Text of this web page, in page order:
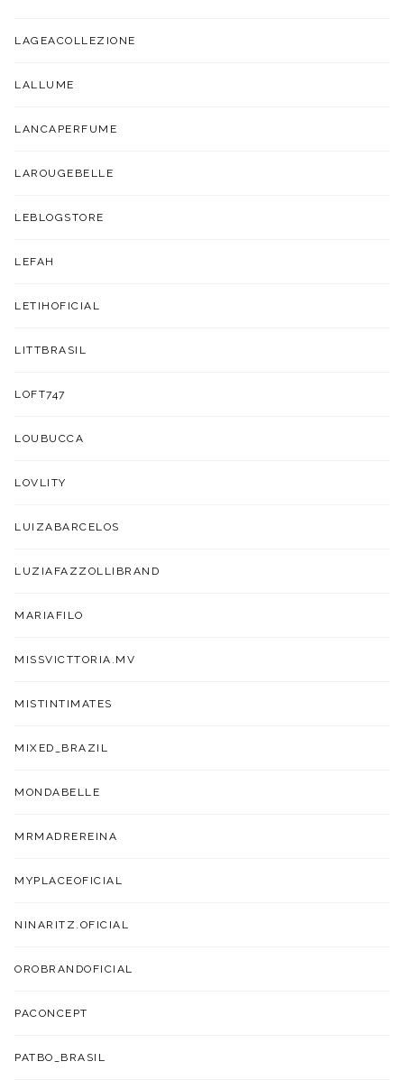
LAGEACOLLEZIONE
LALLUME
LANCAPERFUME
LAROUGEBELLE
LEBLOGSTORE
LEFAH
LETIHOFICIAL
LITTBRASIL
LOFT747
LOUBUCCA
LOVLITY
LUIZABARCELOS
LUZIAFAZZOLLIBRAND
MARIAFILO
MISSVICTTORIA.MV
MISTINTIMATES
MIXED_BRAZIL
MONDABELLE
MRMADREREINA
MYPLACEOFICIAL
NINARITZ.OFICIAL
OROBRANDOFICIAL
PACONCEPT
PATBO_BRASIL